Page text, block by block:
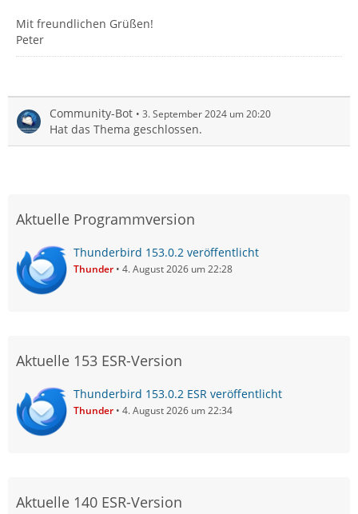
Mit freundlichen Grüßen!
Peter
Community-Bot 3. September 2024 um 20:20
Hat das Thema geschlossen.
Aktuelle Programmversion
Thunderbird 153.0.2 veröffentlicht
Thunder 4. August 2026 um 22:28
Aktuelle 153 ESR-Version
Thunderbird 153.0.2 ESR veröffentlicht
Thunder 4. August 2026 um 22:34
Aktuelle 140 ESR-Version